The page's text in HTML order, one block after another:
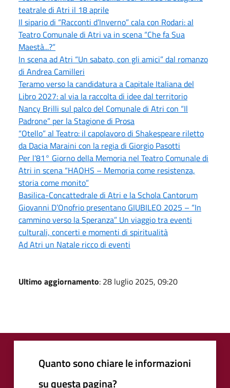
teatrale di Atri il 18 aprile
Il sipario di “Racconti d’Inverno” cala con Rodari: al
Teatro Comunale di Atri va in scena “Che fa Sua
Maestà...?”
In scena ad Atri “Un sabato, con gli amici” dal romanzo
di Andrea Camilleri
Teramo verso la candidatura a Capitale Italiana del
Libro 2027: al via la raccolta di idee dal territorio
Nancy Brilli sul palco del Comunale di Atri con “Il
Padrone” per la Stagione di Prosa
“Otello” al Teatro: il capolavoro di Shakespeare riletto
da Dacia Maraini con la regia di Giorgio Pasotti
Per l’81° Giorno della Memoria nel Teatro Comunale di
Atri in scena “HAOHS – Memoria come resistenza,
storia come monito”
Basilica-Concattedrale di Atri e la Schola Cantorum
Giovanni D’Onofrio presentano GIUBILEO 2025 – “In
cammino verso la Speranza” Un viaggio tra eventi
culturali, concerti e momenti di spiritualità
Ad Atri un Natale ricco di eventi
Ultimo aggiornamento: 28 luglio 2025, 09:20
Quanto sono chiare le informazioni
su questa pagina?